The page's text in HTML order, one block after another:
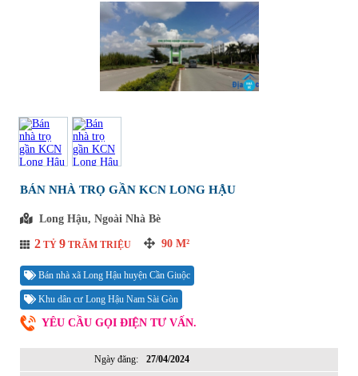
BÁN NHÀ TRỌ GẦN KCN LONG HẬU
Long Hậu, Ngoài Nhà Bè
2 TỶ 9 TRĂM TRIỆU 90 M²
Bán nhà xã Long Hậu huyện Cần Giuộc
Khu dân cư Long Hậu Nam Sài Gòn
YÊU CẦU GỌI ĐIỆN TƯ VẤN.
Ngày đăng: 27/04/2024